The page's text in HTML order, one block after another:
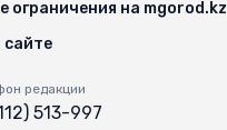
ограничения на mgorod.kz
сайте
редакции
513-997